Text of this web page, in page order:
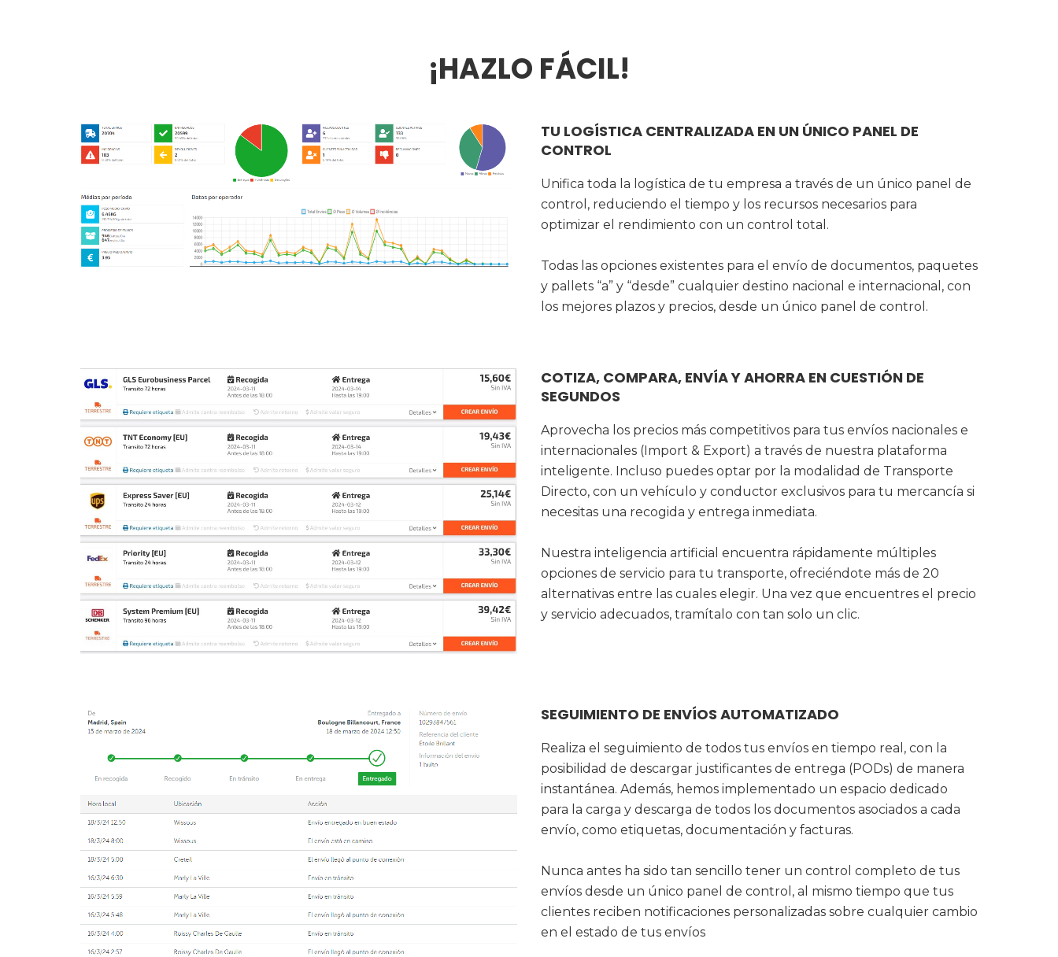
¡HAZLO FÁCIL!
TU LOGÍSTICA CENTRALIZADA EN UN ÚNICO PANEL DE
CONTROL
Unifica toda la logística de tu empresa a través de un único panel de
control, reduciendo el tiempo y los recursos necesarios para
optimizar el rendimiento con un control total.
Todas las opciones existentes para el envío de documentos, paquetes
y pallets “a” y “desde” cualquier destino nacional e internacional, con
los mejores plazos y precios, desde un único panel de control.
COTIZA, COMPARA, ENVÍA Y AHORRA EN CUESTIÓN DE
SEGUNDOS
Aprovecha los precios más competitivos para tus envíos nacionales e
internacionales (Import & Export) a través de nuestra plataforma
inteligente. Incluso puedes optar por la modalidad de Transporte
Directo, con un vehículo y conductor exclusivos para tu mercancía si
necesitas una recogida y entrega inmediata.
Nuestra inteligencia artificial encuentra rápidamente múltiples
opciones de servicio para tu transporte, ofreciéndote más de 20
alternativas entre las cuales elegir. Una vez que encuentres el precio
y servicio adecuados, tramítalo con tan solo un clic.
SEGUIMIENTO DE ENVÍOS AUTOMATIZADO
Realiza el seguimiento de todos tus envíos en tiempo real, con la
posibilidad de descargar justificantes de entrega (PODs) de manera
instantánea. Además, hemos implementado un espacio dedicado
para la carga y descarga de todos los documentos asociados a cada
envío, como etiquetas, documentación y facturas.
Nunca antes ha sido tan sencillo tener un control completo de tus
envíos desde un único panel de control, al mismo tiempo que tus
clientes reciben notificaciones personalizadas sobre cualquier cambio
en el estado de tus envíos